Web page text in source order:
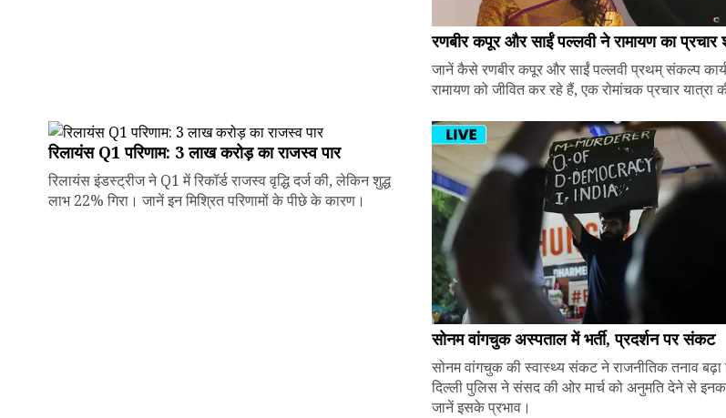
रणबीर कपूर और साईं पल्लवी ने रामायण का प्रचार
जानें कैसे रणबीर कपूर और साईं पल्लवी प्रथम् संकल्प
रामायण को जीवित कर रहे हैं, एक रोमांचक प्रचार
रिलायंस Q1 परिणाम: ₹3 लाख करोड़ का राजस्व पार
रिलायंस इंडस्ट्रीज ने Q1 में रिकॉर्ड राजस्व वृद्धि दर्ज की, लेकिन शुद्ध
लाभ 22% गिरा। जानें इन मिश्रित परिणामों के पीछे के कारण।
सोनम वांगचुक अस्पताल में भर्ती, प्रदर्शन पर संकट
सोनम वांगचुक की स्वास्थ्य संकट ने राजनीतिक तनाव बढ़ा
दिल्ली पुलिस ने संसद की ओर मार्च को अनुमति देने से
जानें इसके प्रभाव।